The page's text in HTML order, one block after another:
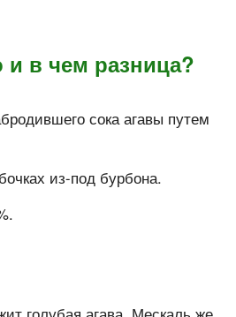
и в чем разница?
сока агавы путем
из-под бурбона.